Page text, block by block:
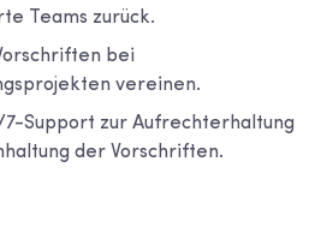
Teams zurück.
bei
vereinen.
7-Support zur Aufrechterhaltung
der Vorschriften.